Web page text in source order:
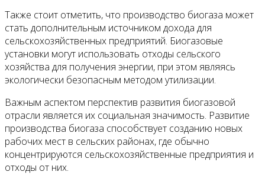
Также стоит отметить, что производство биогаза может
стать дополнительным источником дохода для
сельскохозяйственных предприятий. Биогазовые
установки могут использовать отходы сельского
хозяйства для получения энергии, при этом являясь
экологически безопасным методом утилизации.
Важным аспектом перспектив развития биогазовой
отрасли является их социальная значимость. Развитие
производства биогаза способствует созданию новых
рабочих мест в сельских районах, где обычно
концентрируются сельскохозяйственные предприятия и
отходы от них.